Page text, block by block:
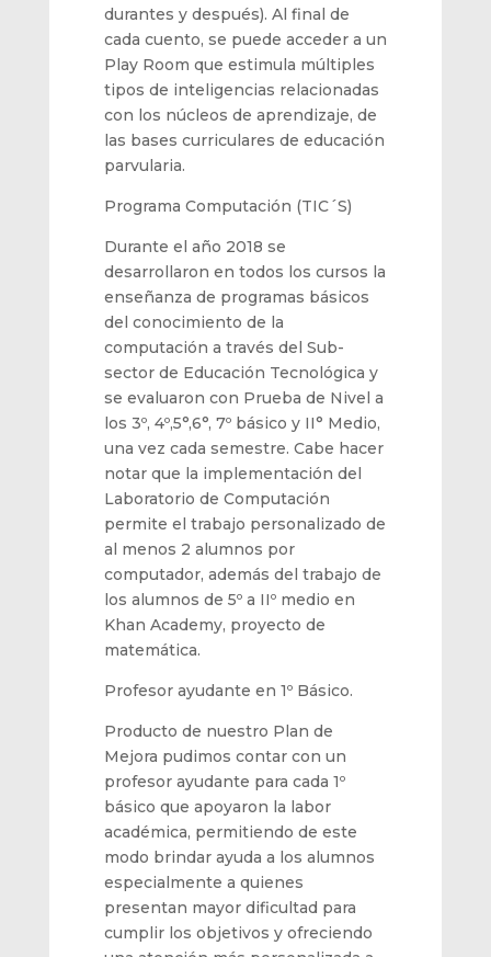
durantes y después). Al final de
cada cuento, se puede acceder a un
Play Room que estimula múltiples
tipos de inteligencias relacionadas
con los núcleos de aprendizaje, de
las bases curriculares de educación
parvularia.
Programa Computación (TIC´S)
Durante el año 2018 se
desarrollaron en todos los cursos la
enseñanza de programas básicos
del conocimiento de la
computación a través del Sub-
sector de Educación Tecnológica y
se evaluaron con Prueba de Nivel a
los 3º, 4º,5°,6°, 7ºbásico y II° Medio,
una vez cada semestre. Cabe hacer
notar que la implementación del
Laboratorio de Computación
permite el trabajo personalizado de
al menos 2 alumnos por
computador, además del trabajo de
los alumnos de 5º a IIº medio en
Khan Academy, proyecto de
matemática.
Profesor ayudante en 1º Básico.
Producto de nuestro Plan de
Mejora pudimos contar con un
profesor ayudante para cada 1º
básico que apoyaron la labor
académica, permitiendo de este
modo brindar ayuda a los alumnos
especialmente a quienes
presentan mayor dificultad para
cumplirlos objetivos y ofreciendo